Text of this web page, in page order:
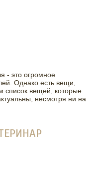
- это огромное
Однако есть вещи,
список вещей, которые
несмотря ни на